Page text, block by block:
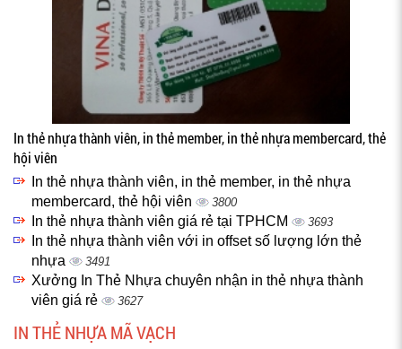
In thẻ nhựa thành viên, in thẻ member, in thẻ nhựa membercard, thẻ
hội viên
In thẻ nhựa thành viên, in thẻ member, in thẻ nhựa
membercard, thẻ hội viên
3800
In thẻ nhựa thành viên giá rẻ tại TPHCM 3693
In thẻ nhựa thành viên với in offset số lượng lớn thẻ
nhựa
3491
Xưởng In Thẻ Nhựa chuyên nhận in thẻ nhựa thành
viên giá rẻ
3627
IN THẺ NHỰA MÃ VẠCH